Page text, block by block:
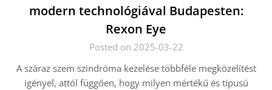
modern technológiával Budapesten:
Rexon Eye
Posted on 2025-03-22
A száraz szem szindróma kezelése többféle megközelítést
igényel, attól függően, hogy milyen mértékű és típusú